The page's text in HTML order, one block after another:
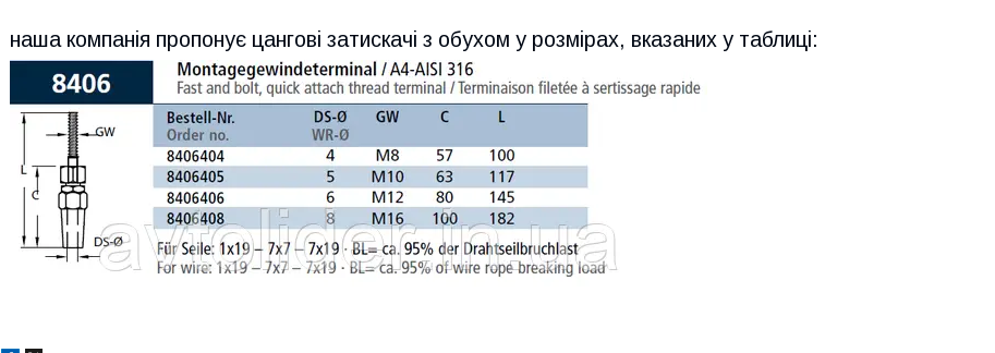
наша компанія пропонує цангові затискачі з обухом у розмірах, вказаних у таблиці: